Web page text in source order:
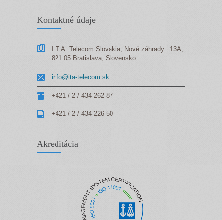
Kontaktné údaje
I.T.A. Telecom Slovakia, Nové záhrady I 13A,
821 05 Bratislava, Slovensko
info@ita-telecom.sk
+421 / 2 / 434-262-87
+421 / 2 / 434-226-50
Akreditácia